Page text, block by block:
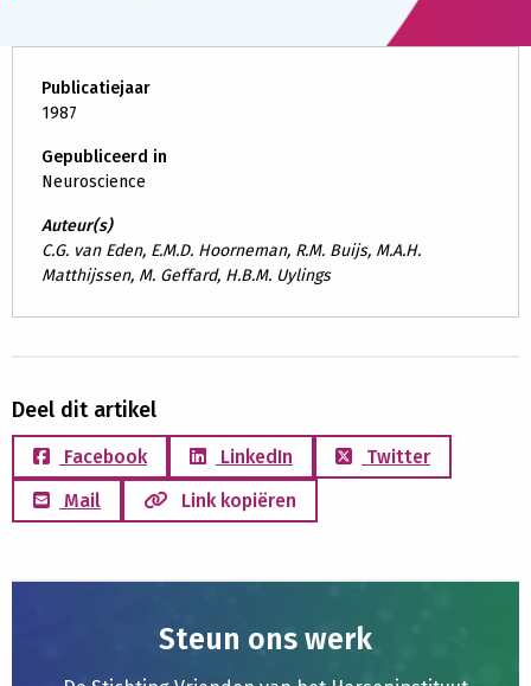
Publicatiejaar
1987
Gepubliceerd in
Neuroscience
Auteur(s)
C.G. van Eden, E.M.D. Hoorneman, R.M. Buijs, M.A.H.
Matthijssen, M. Geffard, H.B.M. Uylings
Deel dit artikel
Facebook LinkedIn
Twitter
Mail
Link kopiëren
Steun ons werk